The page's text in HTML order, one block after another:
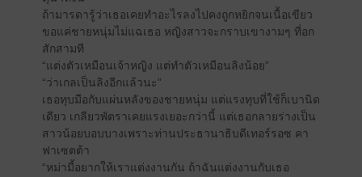
ถ้ามารดารู้ว่าเธอเคยทำอะไรลงไปคงถูกหยิกจนเนื้อเขียว
ขอแค่ชายหนุ่มไม่แฉเธอ หญิงสาวจะกราบเขางามๆ ที่อก
สักสามที
“แต่งตัวเหมือนเจ้าหญิง แต่ทำตัวเหมือนลิงน้อย”
“ว่าเกลเป็นลิงอีกแล้วนะ”
เธอทุบมือกับแผ่นหลังของชายหนุ่ม แต่แรงทุบที่ใช้ก็เบานิด
เดียว เกลียวพัตราเคยแรงเยอะกว่านี้ แต่เธอกลายร่างเป็น
สาวน้อยบอบบางเพราะท่านประธานาธิบดีเทอร์รอซ คา
ฟาเซตต้า
“หม่ามี้อยากให้เราแต่งงานกัน ถ้าฉันแต่งงานกับเธอ